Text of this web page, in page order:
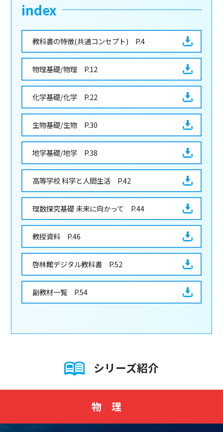
index
教科書の特徴(共通コンセプト) P.4
物理基礎/物理 P.12
化学基礎/化学 P.22
生物基礎/生物 P.30
地学基礎/地学 P.38
高等学校 科学と人間生活 P.42
理数探究基礎 未来に向かって P.44
教授資料 P.46
啓林館デジタル教科書 P.52
副教材一覧 P.54
シリーズ紹介
物理